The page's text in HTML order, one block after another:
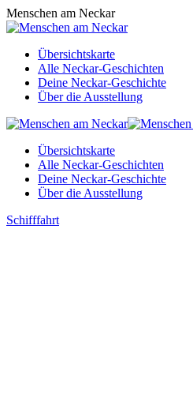
Zum
Inhalt
Menschen am Neckar
Übersichtskarte
Alle Neckar-Geschichten
Deine Neckar-Geschichte
Über die Ausstellung
Übersichtskarte
Alle Neckar-Geschichten
Deine Neckar-Geschichte
Über die Ausstellung
Schifffahrt